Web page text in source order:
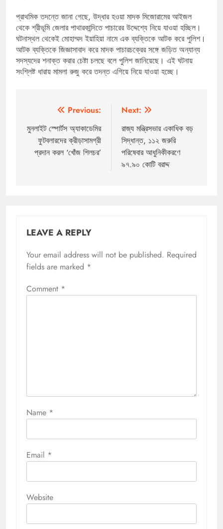
প্রাথমিক তদন্তে জানা গেছে, উদ্ধার হওয়া মাদক মিজোরামের আইজল
থেকে শ্রীভূমি জেলার পাথারকান্দিতে পাচারের উদ্দেশ্যে নিয়ে যাওয়া হচ্ছিল।
ঘটনাস্থল থেকেই মোহাম্মদ ইয়াহিয়া নামে এক ব্যক্তিকে আটক করে পুলিশ।
আটক ব্যক্তিকে জিজ্ঞাসাবাদ করে মাদক পাচারচক্রের সঙ্গে জড়িত অন্যান্য
সদস্যদের শনাক্ত করার চেষ্টা চলছে বলে পুলিশ জানিয়েছে। এই ঘটনায়
সংশ্লিষ্ট ধারায় মামলা রুজু করে তদন্ত এগিয়ে নিয়ে যাওয়া হচ্ছে।
navigation
Previous:
মুনলাইট স্পোর্টস অ্যাকাডেমির
ফুটবলারদের ক্রীড়াসামগ্রী
প্রদান করল ‘খোঁজ শিলচর’
Next:
রাজ্য মন্ত্রিসভার একাধিক বড়
সিদ্ধান্ত, ১১২ জরুরি
পরিষেবার আধুনিকীকরণে
৯৭.৯০ কোটি বরাদ্দ
LEAVE A REPLY
Your email address will not be published. Required
fields are marked *
Comment *
Name *
Email *
Website